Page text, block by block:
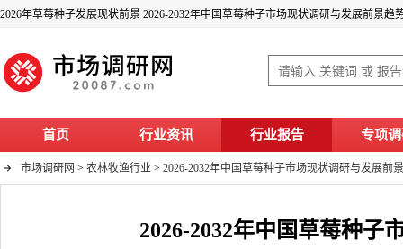
2026年草莓种子发展现状前景 2026-2032年中国草莓种子市场现状调研与发展前景趋
首页 行业资讯 行业报告 专项
市场调研网 > 农林牧渔行业 > 2026-2032年中国草莓种子市场现状调研与发展前
2026-2032年中国草莓种子